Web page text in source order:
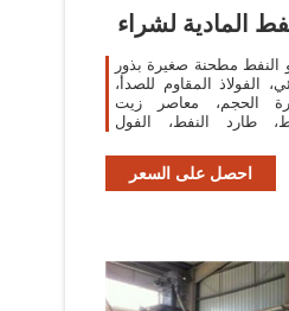
المادية لشراء
مطحنة صغيرة بذور
الفولاذ المقاوم للصدأ،
الحجم، معاصر زيت
طارد النفط، الفول
احصل على السعر